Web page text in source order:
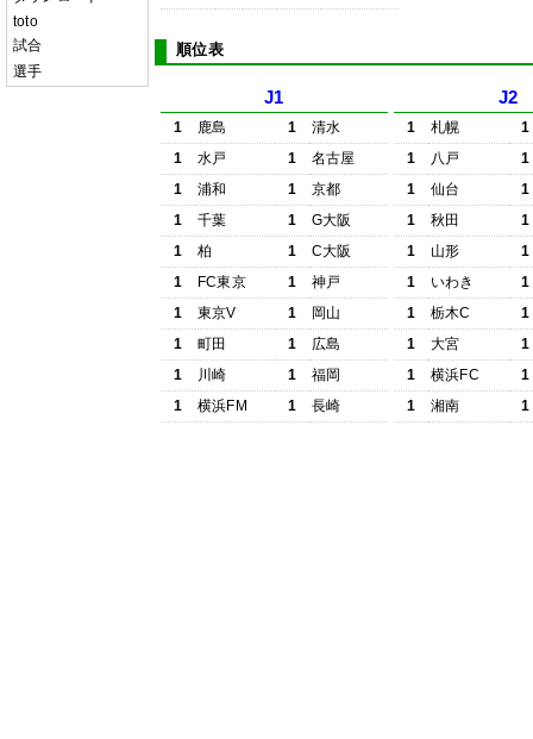
toto
試合
選手
順位表
J1
1 鹿島 1
清水
1
水戸 1
名古屋
1
浦和 1
京都
1
千葉 1
G大阪
1
柏 1
C大阪
1
FC東京 1
神戸
1
東京V 1
岡山
1
町田 1
広島
1
川崎 1
福岡
1
横浜FM 1 長崎
J2
1 札幌
1
1
八戸
1
1
仙台
1
1
秋田
1
1
山形
1
1
いわき
1
1
栃木C
1
1
大宮
1
1
横浜FC
1
1
湘南 1